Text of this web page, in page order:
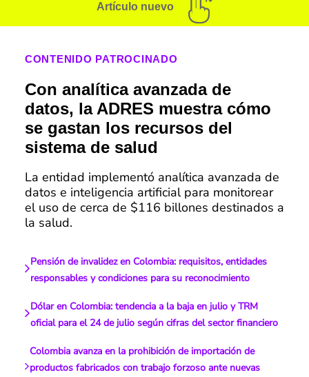
Artículo nuevo
CONTENIDO PATROCINADO
Con analítica avanzada de
datos, la ADRES muestra cómo
se gastan los recursos del
sistema de salud
La entidad implementó analítica avanzada de
datos e inteligencia artificial para monitorear
el uso de cerca de $116 billones destinados a
la salud.
Pensión de invalidez en Colombia: requisitos, entidades
responsables y condiciones para su reconocimiento
Dólar en Colombia: tendencia a la baja en julio y TRM
oficial para el 24 de julio según cifras del sector financiero
Colombia avanza en la prohibición de importación de
productos fabricados con trabajo forzoso ante nuevas